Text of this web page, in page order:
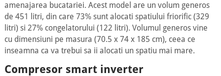
amenajarea bucatariei. Acest model are un volum generos
de 451 litri, din care 73% sunt alocati spatiului friorific (329
litri) si 27% congelatorului (122 litri). Volumul generos vine
cu dimensiuni pe masura (70.5 x 74 x 185 cm), ceea ce
inseamna ca va trebui sa ii alocati un spatiu mai mare.
Compresor smart inverter